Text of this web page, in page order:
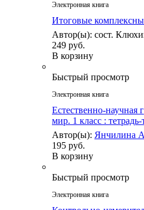
Электронная книга
Итоговые
Автор(ы): сост.
249 руб.
В корзину
Быстрый просмотр
Электронная книга
Естественно-
мир. 1 класс :
Автор(ы): Янчилина
195 руб.
В корзину
Быстрый просмотр
Электронная книга